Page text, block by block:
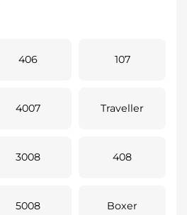
406 107
4007 Traveller
3008 408
5008 Boxer